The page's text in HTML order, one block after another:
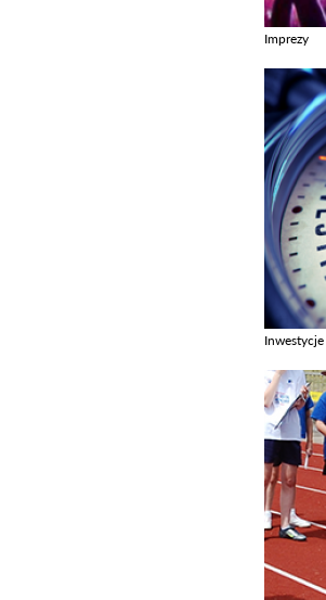
Imprezy
Inwestycje